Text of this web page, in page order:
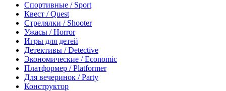
Спортивные / Sport
Квест / Quest
Стрелялки / Shooter
Ужасы / Horror
Игры для детей
Детективы / Detective
Экономические / Economic
Платформер / Platformer
Для вечеринок / Party
Конструктор